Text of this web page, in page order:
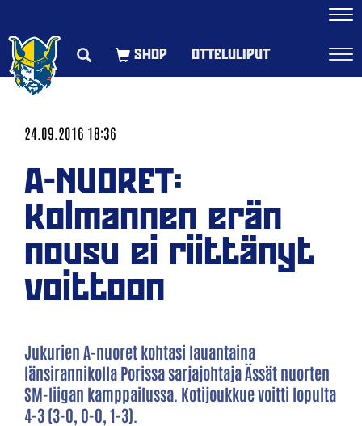
OTTELULIPUT
24.09.2016 18:36
A-NUORET:
Kolmannen erän
nousu ei riittänyt
voittoon
Jukurien A-nuoret kohtasi lauantaina
länsirannikolla Porissa sarjajohtaja Ässät nuorten
SM-liigan kamppailussa. Kotijoukkue voitti lopulta
4-3 (3-0, 0-0, 1-3).